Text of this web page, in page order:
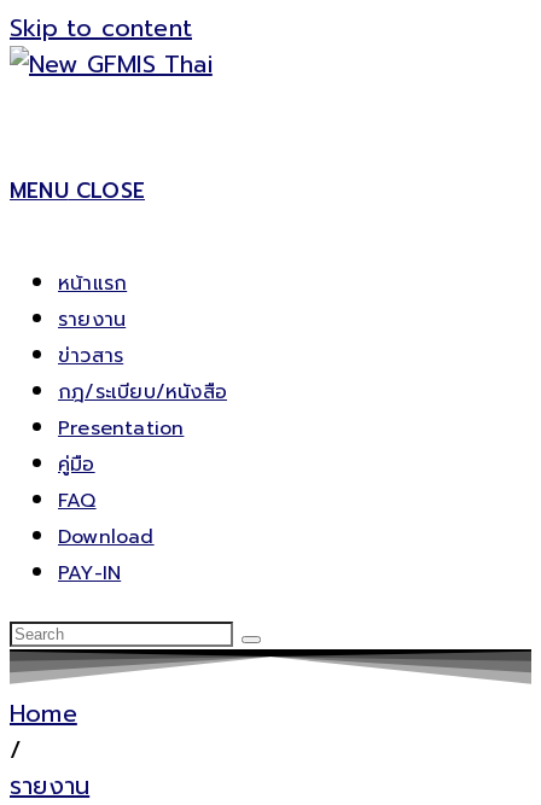
Skip to content
MENU CLOSE
หน้าแรก
รายงาน
ข่าวสาร
กฎ/ระเบียบ/หนังสือ
Presentation
คู่มือ
FAQ
Download
PAY-IN
Home
/
รายงาน